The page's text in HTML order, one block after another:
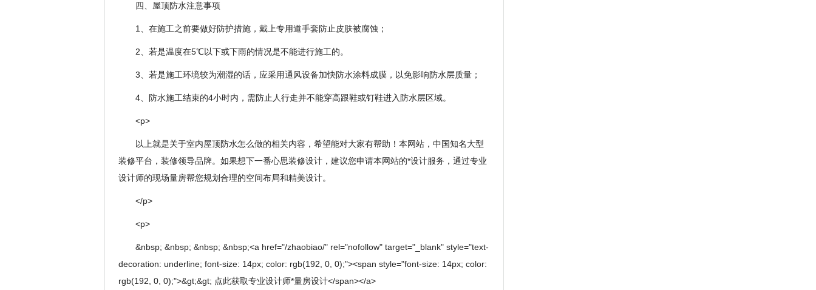
四、屋顶防水注意事项
1、在施工之前要做好防护措施，戴上专用道手套防止皮肤被腐蚀；
2、若是温度在5℃以下或下雨的情况是不能进行施工的。
3、若是施工环境较为潮湿的话，应采用通风设备加快防水涂料成膜，以免影响防水层质量；
4、防水施工结束的4小时内，需防止人行走并不能穿高跟鞋或钉鞋进入防水层区域。
<p>
以上就是关于室内屋顶防水怎么做的相关内容，希望能对大家有帮助！本网站，中国知名大型
装修平台，装修领导品牌。如果想下一番心思装修设计，建议您申请本网站的*设计服务，通过专业
设计师的现场量房帮您规划合理的空间布局和精美设计。
</p>
<p>
&nbsp; &nbsp; &nbsp; &nbsp;<a href="/zhaobiao/" rel="nofollow" target="_blank" style="text-
decoration: underline; font-size: 14px; color: rgb(192, 0, 0);"><span style="font-size: 14px; color:
rgb(192, 0, 0);">&gt;&gt; 点此获取专业设计师*量房设计</span></a>